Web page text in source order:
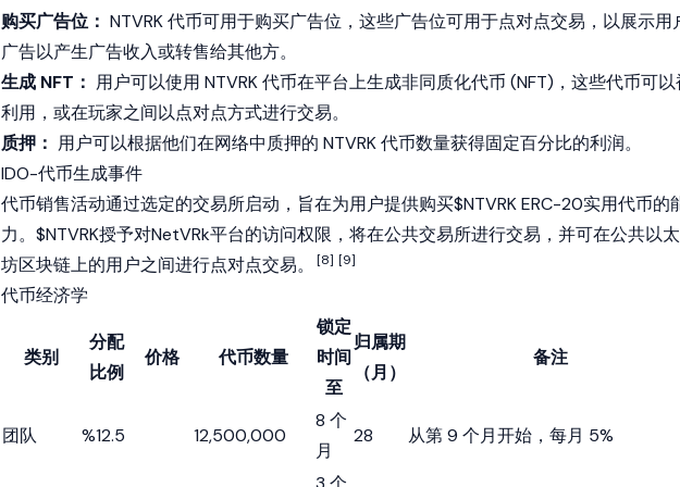
购买广告位： NTVRK 代币可用于购买广告位，这些广告位可用于点对点交易，以展示用
广告以产生广告收入或转售给其他方。
生成 NFT： 用户可以使用 NTVRK 代币在平台上生成非同质化代币 (NFT)，这些代币可以
利用，或在玩家之间以点对点方式进行交易。
质押： 用户可以根据他们在网络中质押的 NTVRK 代币数量获得固定百分比的利润。
IDO-代币生成事件
代币销售活动通过选定的交易所启动，旨在为用户提供购买$NTVRKERC-20实用代币的
力。$NTVRK授予对NetVRk平台的访问权限，将在公共交易所进行交易，并可在公共以太
坊区块链上的用户之间进行点对点交易。 [8] [9]
代币经济学
类别
分配
比例
价格 代币数量
锁定
时间
至
归属期
（月）
备注
团队 %12.5 12,500,000
8 个
月
28 从第 9 个月开始，每月 5%